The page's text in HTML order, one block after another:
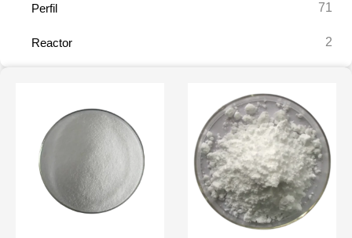
Perfil 71
Reactor 2